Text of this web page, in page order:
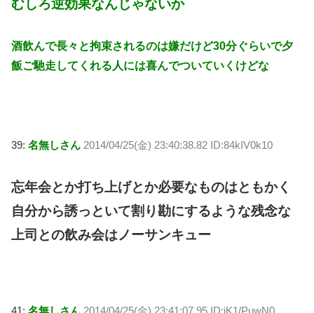
むしろ逆効果なんじゃないか
酒飲んで長々と拘束されるのは嫌だけど30分ぐらいで夕
飯ご馳走してくれる人には喜んでついていくけどな
39: 名無しさん 2014/04/25(金) 23:40:38.82 ID:84kIV0k10
忘年会とか打ち上げとか必要なものはともかく
自分から誘っといて割り勘にするような残念な
上司との飲み会はノーサンキュー
41: 名無しさん 2014/04/25(金) 23:41:07.95 ID:jK1/PuwN0